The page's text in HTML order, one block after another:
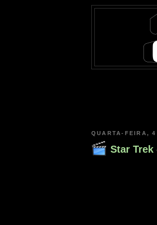
QUARTA-FEIRA,
Star Trek